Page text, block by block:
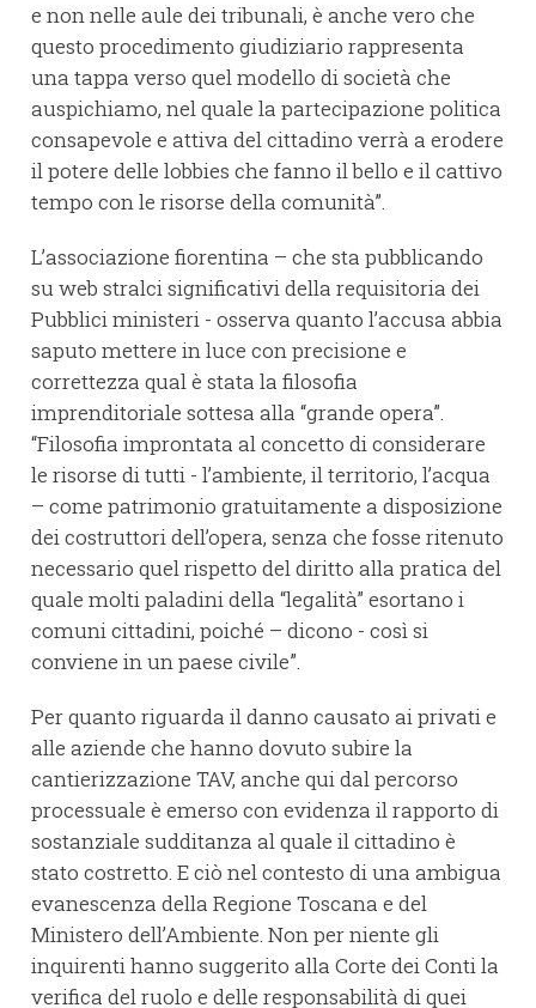
e non nelle aule dei tribunali, è anche vero che
questo procedimento giudiziario rappresenta
una tappa verso quel modello di società che
auspichiamo, nel quale la partecipazione politica
consapevole e attiva del cittadino verrà a erodere
il potere delle lobbies che fanno il bello e il cattivo
tempo con le risorse della comunità”.
L’associazione fiorentina – che sta pubblicando
su web stralci significativi della requisitoria dei
Pubblici ministeri - osserva quanto l’accusa abbia
saputo mettere in luce con precisione e
correttezza qual è stata la filosofia
imprenditoriale sottesa alla “grande opera”.
“Filosofia improntata al concetto di considerare
le risorse di tutti - l’ambiente, il territorio, l’acqua
– come patrimonio gratuitamente a disposizione
dei costruttori dell’opera, senza che fosse ritenuto
necessario quel rispetto del diritto alla pratica del
quale molti paladini della “legalità” esortano i
comuni cittadini, poiché – dicono - così si
conviene in un paese civile”.
Per quanto riguarda il danno causato ai privati e
alle aziende che hanno dovuto subire la
cantierizzazione TAV, anche qui dal percorso
processuale è emerso con evidenza il rapporto di
sostanziale sudditanza al quale il cittadino è
stato costretto. E ciò nel contesto di una ambigua
evanescenza della Regione Toscana e del
Ministero dell’Ambiente. Non per niente gli
inquirenti hanno suggerito alla Corte dei Conti la
verifica del ruolo e delle responsabilità di quei